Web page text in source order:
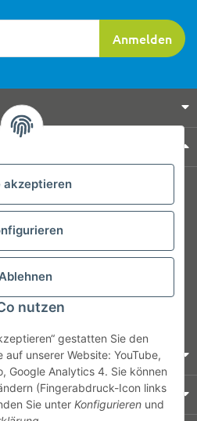
akzeptieren
nutzen
gestatten Sie den
unserer Website: YouTube,
Google Analytics 4. Sie können
(Fingerabdruck-Icon links
Sie unter Konfigurieren und
Anmelden